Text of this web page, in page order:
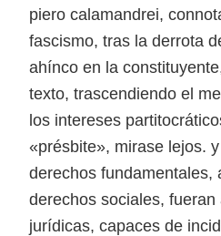
piero calamandrei,
fascismo, tras la derrota
ahínco en la
texto, trascendiendo el
los intereses
«présbite», mirase lejos.
derechos fundamentales,
derechos sociales,
jurídicas, capaces de